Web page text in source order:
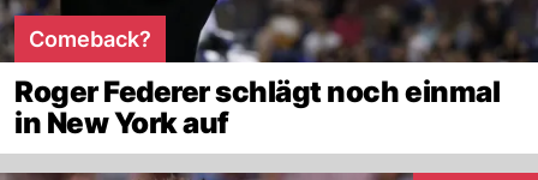
Comeback?
Roger Federer schlägt noch einmal
in New York auf